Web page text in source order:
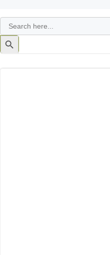
Search
for:
Search
Button